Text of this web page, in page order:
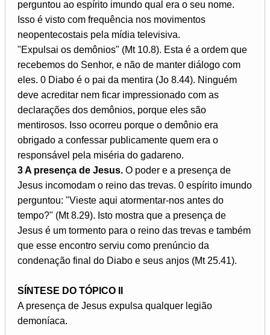
perguntou ao espírito imundo qual era o seu nome.
Isso é visto com frequência nos movimentos
neopentecostais pela mídia televisiva.
"Expulsai os demônios" (Mt 10.8). Esta é a ordem que
recebemos do Senhor, e não de manter diálogo com
eles. 0 Diabo é o pai da mentira (Jo 8.44). Ninguém
deve acreditar nem ficar impressionado com as
declarações dos demônios, porque eles são
mentirosos. Isso ocorreu porque o demônio era
obrigado a confessar publicamente quem era o
responsável pela miséria do gadareno.
3 A presença de Jesus. O poder e a presença de
Jesus incomodam o reino das trevas. 0 espírito imundo
perguntou: "Vieste aqui atormentar-nos antes do
tempo?" (Mt 8.29). Isto mostra que a presença de
Jesus é um tormento para o reino das trevas e também
que esse encontro serviu como prenúncio da
condenação final do Diabo e seus anjos (Mt 25.41).
SÍNTESE DO TÓPICO II
A presença de Jesus expulsa qualquer legião
demoníaca.